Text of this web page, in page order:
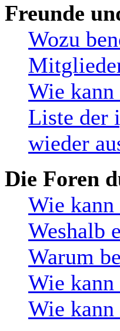
Freunde
Wozu
Wie
Liste der
wieder
Die Foren
Wie kann
Weshalb
Warum
Wie
Wie kann